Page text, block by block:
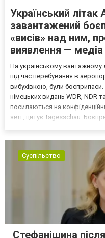
Український
завантажений
«висів» над ним,
виявлення — медіа
На українському вантажному
під час перебування в
вибухівкою, були
німецьких видань WDR, NDR
посилаються на
звіт, цитує Tagesschau.
Суспільство
Стефанішина